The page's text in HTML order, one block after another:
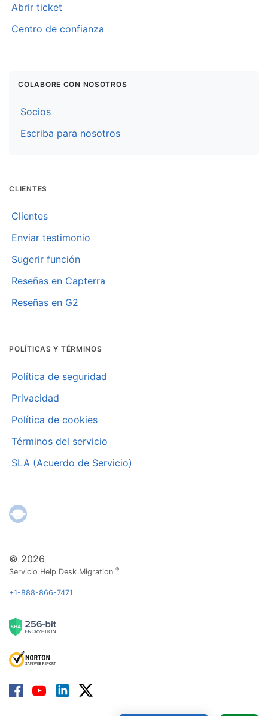
© 2026
Servicio Help Desk Migration®
+1-888-866-7471
Abrir ticket
Centro de confianza
COLABORE CON NOSOTROS
Socios
Escriba para nosotros
CLIENTES
Clientes
Enviar testimonio
Sugerir función
Reseñas en Capterra
Reseñas en G2
POLÍTICAS Y TÉRMINOS
Política de seguridad
Privacidad
Política de cookies
Términos del servicio
SLA (Acuerdo de Servicio)